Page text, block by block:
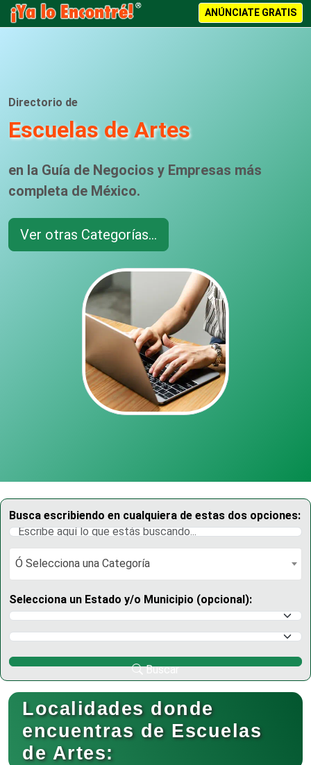
ANÚNCIATE GRATIS
Directorio de
Escuelas de Artes
en la Guía de Negocios y Empresas más
completa de México.
Ver otras Categorías...
Busca escribiendo en cualquiera de estas dos opciones:
Ó Selecciona una Categoría
Ó Selecciona una Categoría
Selecciona un Estado y/o Municipio (opcional):
Selecciona un Estado
Selecciona un Municipio
Buscar
Localidades donde
encuentras de Escuelas
de Artes: